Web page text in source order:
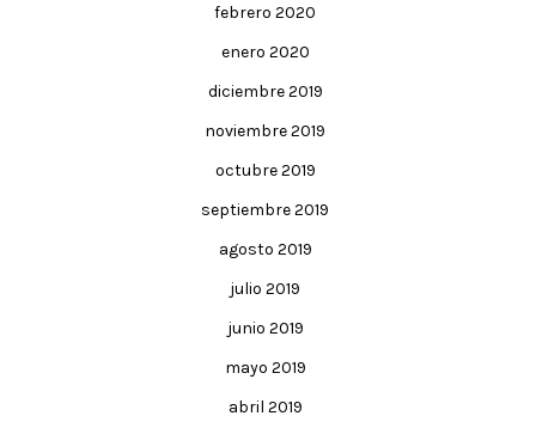
febrero 2020
enero 2020
diciembre 2019
noviembre 2019
octubre 2019
septiembre 2019
agosto 2019
julio 2019
junio 2019
mayo 2019
abril 2019